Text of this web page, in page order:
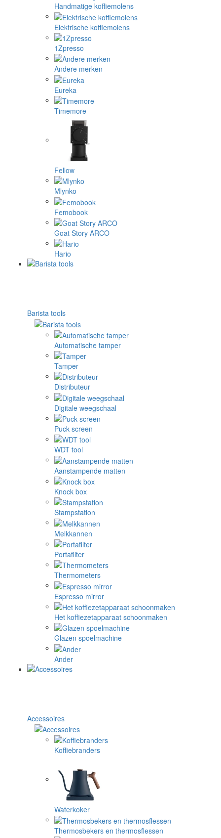
Handmatige koffiemolens
Elektrische koffiemolens
1Zpresso
Andere merken
Eureka
Timemore
Fellow
Mlynko
Femobook
Goat Story ARCO
Hario
Barista tools
Automatische tamper
Tamper
Distributeur
Digitale weegschaal
Puck screen
WDT tool
Aanstampende matten
Knock box
Stampstation
Melkkannen
Portafilter
Thermometers
Espresso mirror
Het koffiezetapparaat schoonmaken
Glazen spoelmachine
Ander
Accessoires
Koffiebranders
Waterkoker
Thermosbekers en thermosflessen